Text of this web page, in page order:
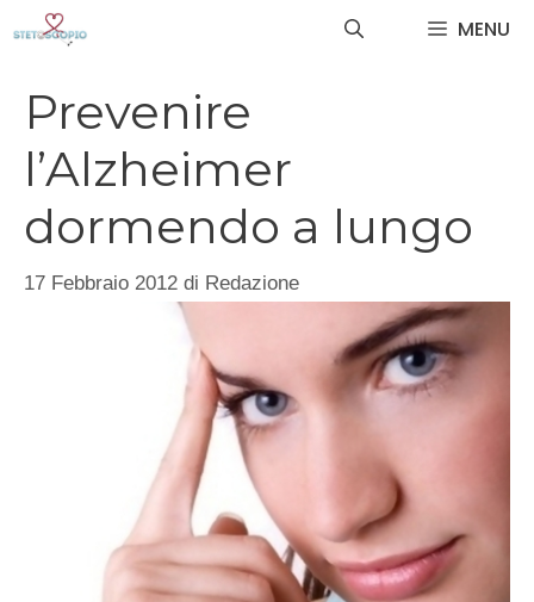
MENU
Prevenire
l’Alzheimer
dormendo a lungo
17 Febbraio 2012 di Redazione